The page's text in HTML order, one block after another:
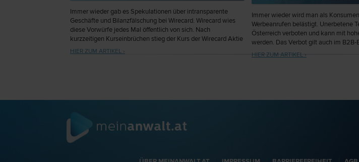
Immer wieder gab es Spekulationen über intransparente
Geschäfte und Bilanzfälschung bei Wirecard. Wirecard wies
diese Vorwürfe jedes Mal öffentlich von sich. Nach
kurzzeitigen Kurseinbrüchen stieg der Kurs der Wirecard Aktie
sodann auch immer wieder an. Am 3. September 2018
HIER ZUM ARTIKEL ›
Immer wieder wird man als
Werbeanrufen belästigt. Unerbetene
Österreich verboten und kann mit
werden. Das Verbot gilt auch im B2B-
HIER ZUM ARTIKEL ›